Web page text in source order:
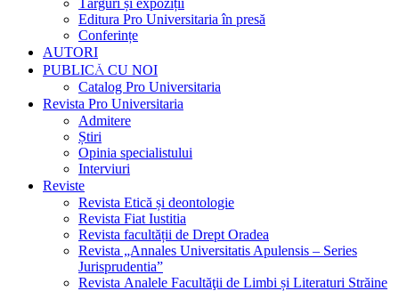
Târguri și expoziții
Editura Pro Universitaria în presă
Conferințe
AUTORI
PUBLICĂ CU NOI
Catalog Pro Universitaria
Revista Pro Universitaria
Admitere
Știri
Opinia specialistului
Interviuri
Reviste
Revista Etică și deontologie
Revista Fiat Iustitia
Revista facultății de Drept Oradea
Revista „Annales Universitatis Apulensis – Series
Jurisprudentia”
Revista Analele Facultăţii de Limbi și Literaturi Străine